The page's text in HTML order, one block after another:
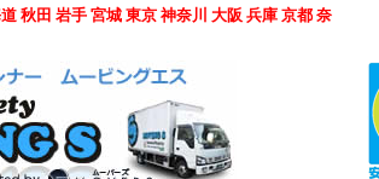
秋田 岩手 宮城 東京 神奈川 大阪 兵庫 京都 奈